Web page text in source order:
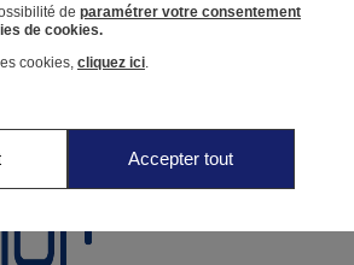
de paramétrer votre consentement
de cookies.
cookies, cliquez ici.
Accepter tout